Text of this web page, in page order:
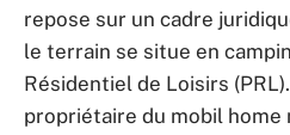
repose sur un cadre
le terrain se situe en
Résidentiel de Loisirs
propriétaire du mobil home